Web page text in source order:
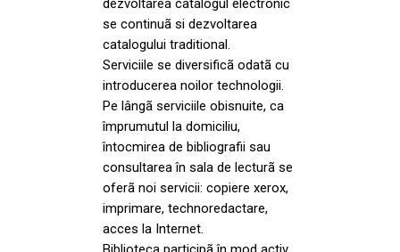
se continuã si dezvoltarea
catalogului traditional.
Serviciile se diversificã odatã cu
introducerea noilor technologii.
Pe lângã serviciile obisnuite, ca
împrumutul la domiciliu,
întocmirea de bibliografii sau
consultarea în sala de lecturã se
oferã noi servicii: copiere xerox,
imprimare, technoredactare,
acces la Internet.